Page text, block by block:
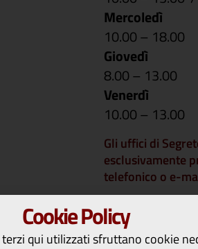
Mercoledì
10.00 – 18.00
Giovedì
8.00 – 13.00
Venerdì
10.00 – 13.00
Gli uffici di
esclusivamente
telefonico o e-
Si comunica che
rimarranno
14 a venerdì 21
Cookie Policy
qui utilizzati sfruttano cookie